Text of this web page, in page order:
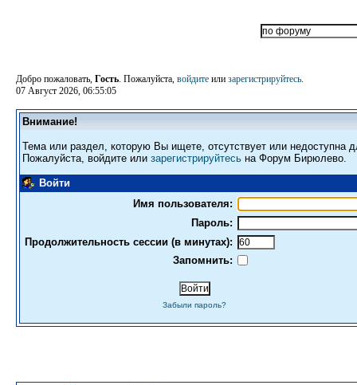
Добро пожаловать, Гость. Пожалуйста, войдите или зарегистрируйтесь.
07 Август 2026, 06:55:05
Внимание!
Тема или раздел, которую Вы ищете, отсутствует или недоступна
Пожалуйста, войдите или зарегистрируйтесь на Форум Бирюлево.
Войти
Имя пользователя:
Пароль:
Продолжительность сессии (в минутах):
Запомнить:
Забыли пароль?